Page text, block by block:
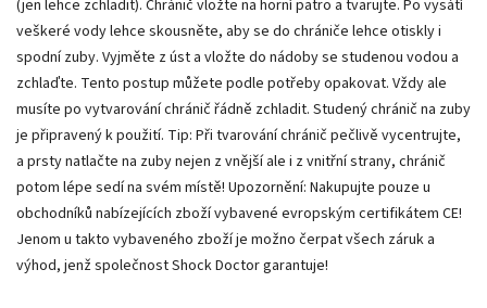
(jen lehce zchladit). Chránič vložte na horní patro a tvarujte. Po vysátí
veškeré vody lehce skousněte, aby se do chrániče lehce otiskly i
spodní zuby. Vyjměte z úst a vložte do nádoby se studenou vodou a
zchlaďte. Tento postup můžete podle potřeby opakovat. Vždy ale
musíte po vytvarování chránič řádně zchladit. Studený chránič na zuby
je připravený k použití. Tip: Při tvarování chránič pečlivě vycentrujte,
a prsty natlačte na zuby nejen z vnější ale i z vnitřní strany, chránič
potom lépe sedí na svém místě! Upozornění: Nakupujte pouze u
obchodníků nabízejících zboží vybavené evropským certifikátem CE!
Jenom u takto vybaveného zboží je možno čerpat všech záruk a
výhod, jenž společnost Shock Doctor garantuje!